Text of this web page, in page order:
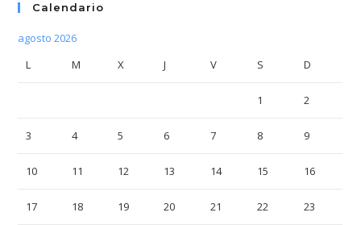
Calendario
agosto 2026
L
M X J V S D
1 2
3 4 5 6 7 8 9
10 11 12 13 14 15 16
17 18 19 20 21 22 23